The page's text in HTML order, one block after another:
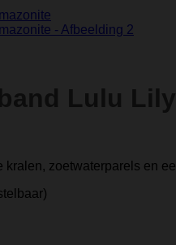
Lulu
zoetwaterparels en